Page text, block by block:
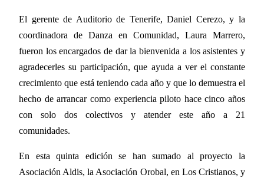
El gerente de Auditorio de Tenerife, Daniel Cerezo, y la
coordinadora de Danza en Comunidad, Laura Marrero,
fueron los encargados de dar la bienvenida a los asistentes y
agradecerles su participación, que ayuda a ver el constante
crecimiento que está teniendo cada año y que lo demuestra el
hecho de arrancar como experiencia piloto hace cinco años
con solo dos colectivos y atender este año a 21
comunidades.
En esta quinta edición se han sumado al proyecto la
Asociación Aldis, la Asociación Orobal, en Los Cristianos, y